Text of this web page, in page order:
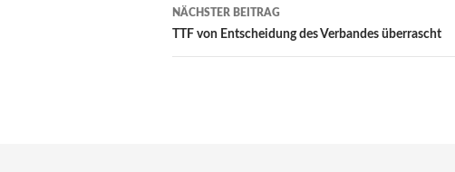
NÄCHSTER BEITRAG
TTF von Entscheidung des Verbandes überrascht